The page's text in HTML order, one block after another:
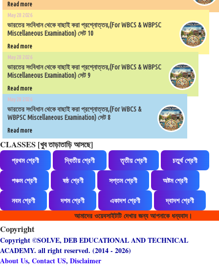
Read more
May 28 2026
ভারতের সংবিধান থেকে বাছাই করা প্রশ্নোত্তর,(For WBCS & WBPSC
Miscellaneous Examination) সেট 10
Read more
May 28 2026
ভারতের সংবিধান থেকে বাছাই করা প্রশ্নোত্তর,(For WBCS & WBPSC
Miscellaneous Examination) সেট 9
Read more
May 28 2026
ভারতের সংবিধান থেকে বাছাই করা প্রশ্নোত্তর,(For WBCS &
WBPSC Miscellaneous Examination) সেট 8
Read more
CLASSES [খুব তাড়াতাড়ি আসছে]
প্রথম শ্রেণী দ্বিতীয় শ্রেণী তৃতীয় শ্রেণী
চতুর্থ শ্রেণী
পঞ্চম শ্রেণী
ষষ্ঠ শ্রেণী সপ্তম শ্রেণী
অষ্টম শ্রেণী
নবম শ্রেণী
দশম শ্রেণী একাদশ শ্রেণী
দ্বাদশ শ্রেণী
আমাদের ওয়েবসাইটটি দেখার জন্য আপনাকে ধন্যবাদ।
Copyright
Copyright ©SOLVE, DEB EDUCATIONAL AND TECHNICAL
ACADEMY. all right reserved. (2014 - 2026)
About Us, Contact US, Disclaimer